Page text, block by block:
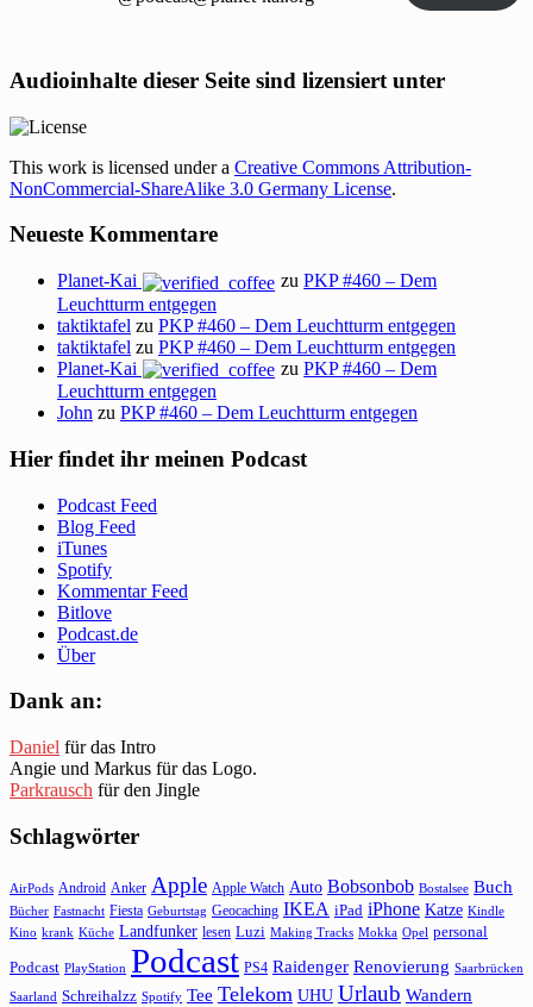
Audioinhalte dieser Seite sind lizensiert unter
This work is licensed under a Creative Commons Attribution-
NonCommercial-ShareAlike 3.0 Germany License.
Neueste Kommentare
Planet-Kai zuPKP #460 – Dem
Leuchtturm entgegen
taktiktafel zu PKP #460 – Dem Leuchtturm entgegen
taktiktafel zu PKP #460 – Dem Leuchtturm entgegen
Planet-Kai
zuPKP #460 – Dem
Leuchtturm entgegen
John zu PKP #460 – Dem Leuchtturm entgegen
Hier findet ihr meinen Podcast
Podcast Feed
Blog Feed
iTunes
Spotify
Kommentar Feed
Bitlove
Podcast.de
Über
Dank an:
Daniel für das Intro
Angie und Markus für das Logo.
Parkrausch für den Jingle
Schlagwörter
AirPods Android Anker Apple Apple Watch Auto Bobsonbob Bostalsee Buch
Bücher Fastnacht Fiesta Geburtstag Geocaching IKEA iPad iPhone Katze Kindle
Kino krank Küche Landfunker lesen Luzi Making Tracks Mokka Opel personal
Podcast PlayStation Podcast PS4 Raidenger Renovierung Saarbrücken
Saarland Schreihalzz Spotify Tee Telekom UHU Urlaub Wandern